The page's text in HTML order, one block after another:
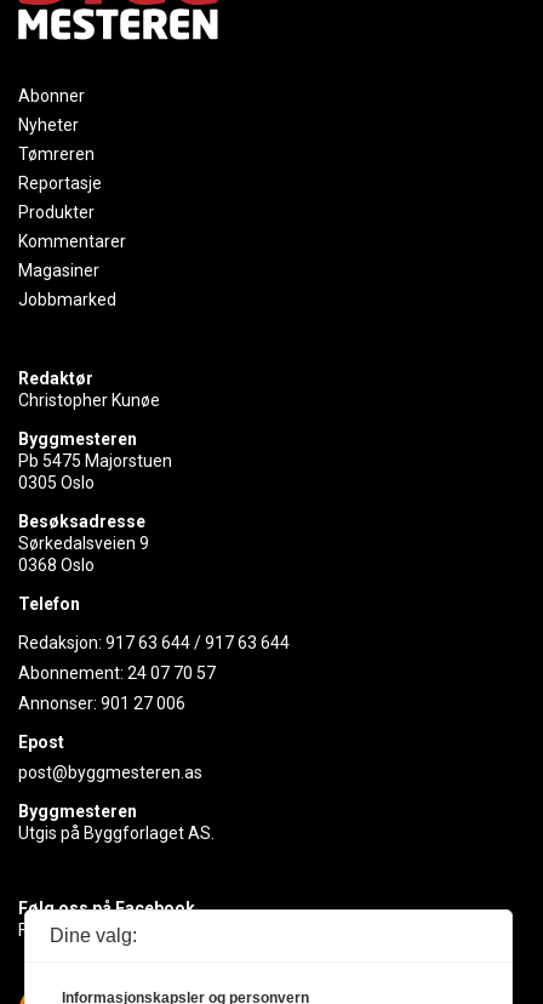
Abonner
Nyheter
Tømreren
Reportasje
Produkter
Kommentarer
Magasiner
Jobbmarked
Redaktør
Christopher Kunøe
Byggmesteren
Pb 5475 Majorstuen
0305 Oslo
Besøksadresse
Sørkedalsveien 9
0368 Oslo
Telefon
Redaksjon: 917 63 644/917 63 644
Abonnement: 24 07 70 57
Annonser: 901 27 006
Epost
post@byggmesteren.as
Byggmesteren
Utgis på Byggforlaget AS.
Følg oss på Facebook
Få med deg det siste innen byggebransjen
Dine valg:
Informasjonskapsler og personvern